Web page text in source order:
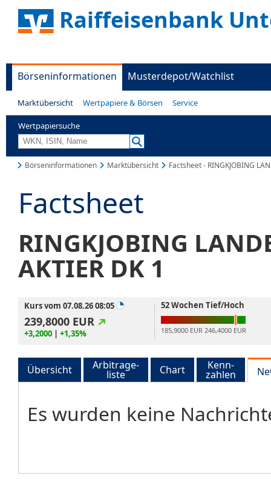
Raiffeisenbank
Börseninformationen Musterdepot/Watchlist
Marktübersicht Wertpapiere & Börsen Service
Wertpapiersuche
Börseninformationen Marktübersicht Factsheet - RINGKJOBING
Factsheet
RINGKJOBING
AKTIER DK 1
Kurs vom 07.08.26 08:05
239,8000 EUR
+3,2000 | +1,35%
52 Wochen Tief/Hoch
185,9000 EUR 246,4000 EUR
Übersicht Arbitrage-
liste Chart Kenn-
zahlen
Es wurden keine